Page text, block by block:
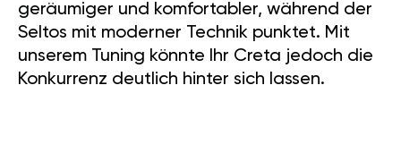
geräumiger und komfortabler, während der
Seltos mit moderner Technik punktet. Mit
unserem Tuning könnte Ihr Creta jedoch die
Konkurrenz deutlich hinter sich lassen.